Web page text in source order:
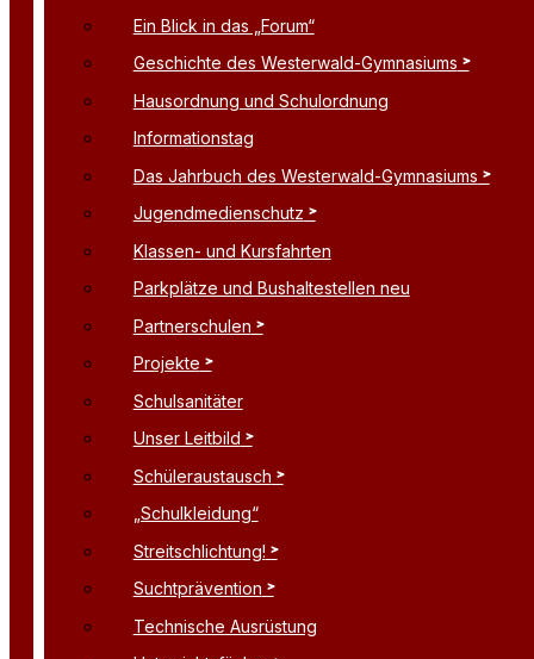
Ein Blick in das „Forum“
Geschichte des Westerwald-Gymnasiums
Hausordnung und Schulordnung
Informationstag
Das Jahrbuch des Westerwald-Gymnasiums
Jugendmedienschutz
Klassen- und Kursfahrten
Parkplätze und Bushaltestellen neu
Partnerschulen
Projekte
Schulsanitäter
Unser Leitbild
Schüleraustausch
„Schulkleidung“
Streitschlichtung!
Suchtprävention
Technische Ausrüstung